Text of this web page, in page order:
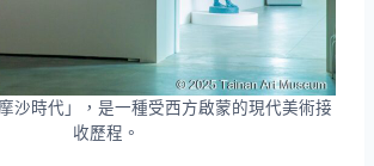
沙時代」，是一種受西方啟蒙的現代美術接
收歷程。